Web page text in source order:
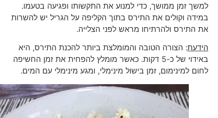
למשך זמן ממושך, כדי למנוע את התקשותו ופגיעה בטעמו.
במידה וקולים את התירס בתוך הקליפה על הגריל יש להשרות
את התירס ולהרתיחו מראש לפני הצלייה.
הידעת: הצורה הטובה והמומלצת ביותר להכנת התירס, היא
באידוי של כ-5 דקות. כאשר מומלץ להפחית את זמן החשיפה
לחום למינימום, זמן בישול מינימלי, ומגע מינימלי עם המים.